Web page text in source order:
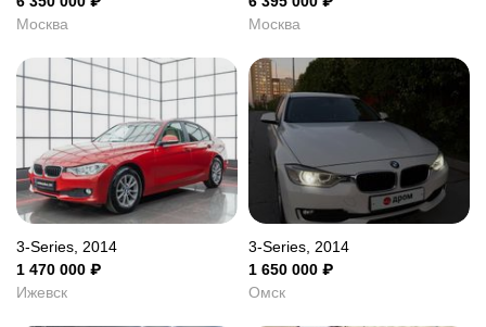
Москва
Москва
3-Series, 2014
1 470 000 ₽
Ижевск
3-Series, 2014
1 650 000 ₽
Омск